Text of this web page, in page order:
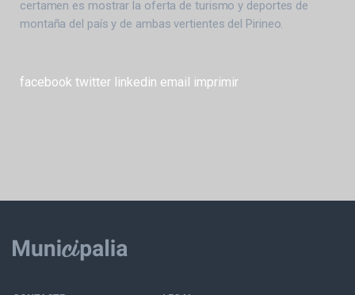
certamen es mostrar la oferta de turismo y deportes de
montaña del país y de ambas vertientes del Pirineo.
facebook twitter linkedin email imprimir